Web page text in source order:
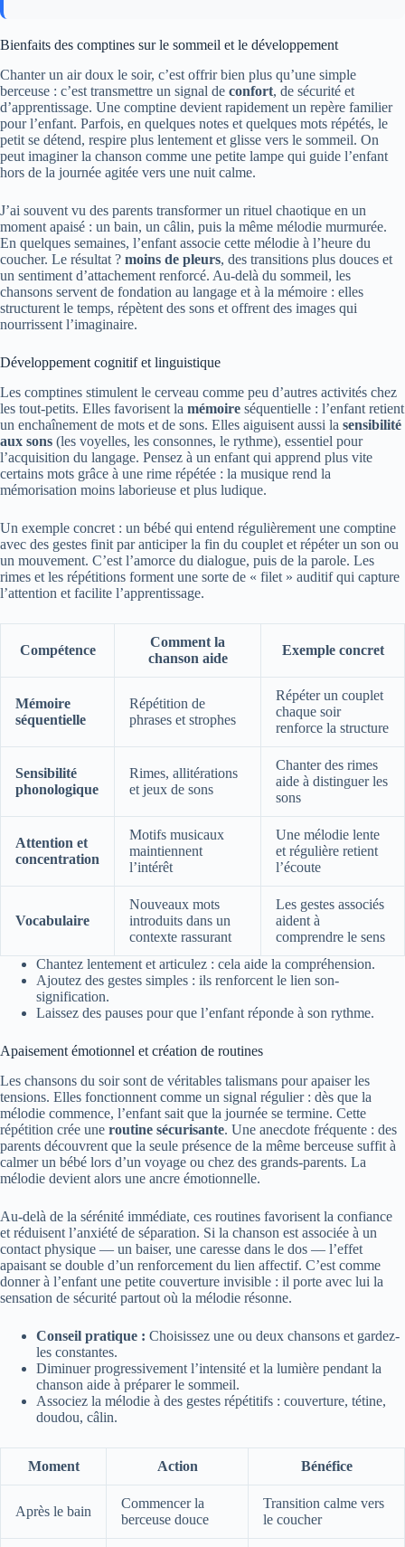
Bienfaits des comptines sur le sommeil et le développement
Chanter un air doux le soir, c’est offrir bien plus qu’une simple
berceuse : c’est transmettre un signal de confort, de sécurité et
d’apprentissage. Une comptine devient rapidement un repère familier
pour l’enfant. Parfois, en quelques notes et quelques mots répétés, le
petit se détend, respire plus lentement et glisse vers le sommeil. On
peut imaginer la chanson comme une petite lampe qui guide l’enfant
hors de la journée agitée vers une nuit calme.
J’ai souvent vu des parents transformer un rituel chaotique en un
moment apaisé : un bain, un câlin, puis la même mélodie murmurée.
En quelques semaines, l’enfant associe cette mélodie à l’heure du
coucher. Le résultat ? moins de pleurs, des transitions plus douces et
un sentiment d’attachement renforcé. Au-delà du sommeil, les
chansons servent de fondation au langage et à la mémoire : elles
structurent le temps, répètent des sons et offrent des images qui
nourrissent l’imaginaire.
Développement cognitif et linguistique
Les comptines stimulent le cerveau comme peu d’autres activités chez
les tout-petits. Elles favorisent la mémoire séquentielle : l’enfant retient
un enchaînement de mots et de sons. Elles aiguisent aussi la sensibilité
aux sons (les voyelles, les consonnes, le rythme), essentiel pour
l’acquisition du langage. Pensez à un enfant qui apprend plus vite
certains mots grâce à une rime répétée : la musique rend la
mémorisation moins laborieuse et plus ludique.
Un exemple concret : un bébé qui entend régulièrement une comptine
avec des gestes finit par anticiper la fin du couplet et répéter un son ou
un mouvement. C’est l’amorce du dialogue, puis de la parole. Les
rimes et les répétitions forment une sorte de « filet » auditif qui capture
l’attention et facilite l’apprentissage.
Compétence
Comment la
chanson aide
Exemple concret
Mémoire
séquentielle
Répétition de
phrases et strophes
Répéter un couplet
chaque soir
renforce la structure
Sensibilité
phonologique
Rimes, allitérations
et jeux de sons
Chanter des rimes
aide à distinguer les
sons
Attention et
concentration
Motifs musicaux
maintiennent
l’intérêt
Une mélodie lente
et régulière retient
l’écoute
Vocabulaire
Nouveaux mots
introduits dans un
contexte rassurant
Les gestes associés
aident à
comprendre le sens
Chantez lentement et articulez : cela aide la compréhension.
Ajoutez des gestes simples : ils renforcent le lien son-
signification.
Laissez des pauses pour que l’enfant réponde à son rythme.
Apaisement émotionnel et création de routines
Les chansons du soir sont de véritables talismans pour apaiser les
tensions. Elles fonctionnent comme un signal régulier : dès que la
mélodie commence, l’enfant sait que la journée se termine. Cette
répétition crée une routine sécurisante. Une anecdote fréquente : des
parents découvrent que la seule présence de la même berceuse suffit à
calmer un bébé lors d’un voyage ou chez des grands-parents. La
mélodie devient alors une ancre émotionnelle.
Au-delà de la sérénité immédiate, ces routines favorisent la confiance
et réduisent l’anxiété de séparation. Si la chanson est associée à un
contact physique — un baiser, une caresse dans le dos — l’effet
apaisant se double d’un renforcement du lien affectif. C’est comme
donner à l’enfant une petite couverture invisible : il porte avec lui la
sensation de sécurité partout où la mélodie résonne.
Conseil pratique : Choisissez une ou deux chansons et gardez-
les constantes.
Diminuer progressivement l’intensité et la lumière pendant la
chanson aide à préparer le sommeil.
Associez la mélodie à des gestes répétitifs : couverture, tétine,
doudou, câlin.
Moment Action Bénéfice
Après le bain
Commencer la
berceuse douce
Transition calme vers
le coucher